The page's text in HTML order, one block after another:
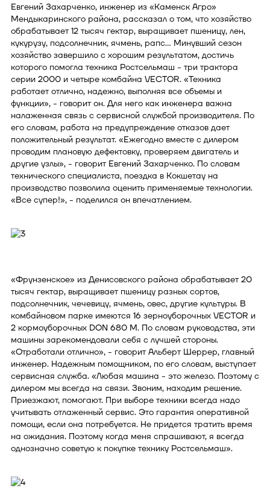
Евгений Захарченко, инженер из «Каменск Агро»
Мендыкаринского района, рассказал о том, что хозяйство
обрабатывает 12 тысяч гектар, выращивает пшеницу, лен,
кукурузу, подсолнечник, ячмень, рапс… Минувший сезон
хозяйство завершило с хорошим результатом, достичь
которого помогла техника Ростсельмаш - три трактора
серии 2000 и четыре комбайна VECTOR. «Техника
работает отлично, надежно, выполняя все объемы и
функции», - говорит он. Для него как инженера важна
налаженная связь с сервисной службой производителя. По
его словам, работа на предупреждение отказов дает
положительный результат. «Ежегодно вместе с дилером
проводим плановую дефектовку, проверяем двигатель и
другие узлы», - говорит Евгений Захарченко. По словам
технического специалиста, поездка в Кокшетау на
производство позволила оценить применяемые технологии.
«Все супер!», - поделился он впечатлением.
«Фрунзенское» из Денисовского района обрабатывает 20
тысяч гектар, выращивает пшеницу разных сортов,
подсолнечник, чечевицу, ячмень, овес, другие культуры. В
комбайновом парке имеются 16 зерноуборочных VECTOR и
2 кормоуборочных DON 680 M. По словам руководства, эти
машины зарекомендовали себя с лучшей стороны.
«Отработали отлично», - говорит Альберт Шеррер, главный
инженер. Надежным помощником, по его словам, выступает
сервисная служба. «Любая машина - это железо. Поэтому с
дилером мы всегда на связи. Звоним, находим решение.
Приезжают, помогают. При выборе техники всегда надо
учитывать отлаженный сервис. Это гарантия оперативной
помощи, если она потребуется. Не придется тратить время
на ожидания. Поэтому когда меня спрашивают, я всегда
однозначно советую к покупке технику Ростсельмаш».